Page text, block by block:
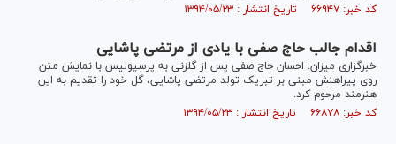
کد خبر: ۶۶۹۴۷ تاریخ انتشار : ۱۳۹۴/۰۵/۲۳
اقدام جالب حاج صفی با یادی از مرتضی پاشایی
خبرگزاری میزان: احسان حاج صفی پس از گلزنی به پرسپولیس با نمایش متن
روی پیراهنش مبنی بر تبریک تولد مرتضی پاشایی، گل خود را تقدیم به این
هنرمند مرحوم کرد.
کد خبر: ۶۶۸۷۸ تاریخ انتشار : ۱۳۹۴/۰۵/۲۳